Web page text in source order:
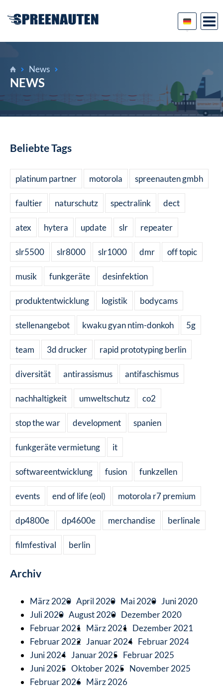
News
NEWS
Beliebte Tags
platinum partner motorola spreenauten gmbh
faultier naturschutz spectralink dect
atex hytera update slr repeater
slr5500 slr8000 slr1000 dmr off topic
musik funkgeräte desinfektion
produktentwicklung logistik bodycams
stellenangebot kwaku gyan ntim-donkoh 5g
team 3d drucker rapid prototyping berlin
diversität antirassismus antifaschismus
nachhaltigkeit umweltschutz co2
stop the war development spanien
funkgeräte vermietung it
softwareentwicklung fusion funkzellen
events end of life (eol) motorola r7 premium
dp4800e dp4600e merchandise berlinale
filmfestival berlin
Archiv
März 2020 April 2020 Mai 2020 Juni 2020
Juli 2020 August 2020 Dezember 2020
Februar 2021 März 2021 Dezember 2021
Februar 2022 Januar 2024 Februar 2024
Juni 2024 Januar 2025 Februar 2025
Juni 2025 Oktober 2025 November 2025
Februar 2026 März 2026